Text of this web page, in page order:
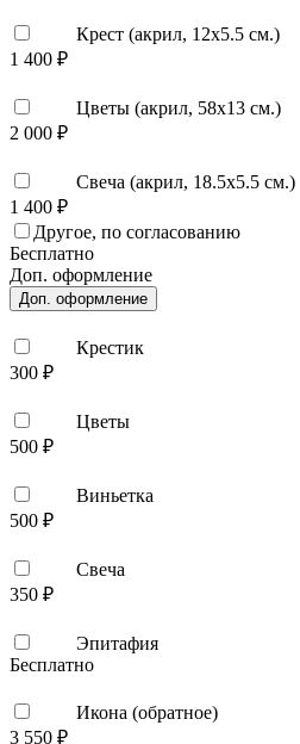
Крест (акрил, 12х5.5 см.)
1 400 ₽
Цветы (акрил, 58х13 см.)
2 000 ₽
Свеча (акрил, 18.5х5.5 см.)
1 400 ₽
Другое, по согласованию
Бесплатно
Доп. оформление
Доп. оформление
Крестик
300 ₽
Цветы
500 ₽
Виньетка
500 ₽
Свеча
350 ₽
Эпитафия
Бесплатно
Икона (обратное)
3 550 ₽